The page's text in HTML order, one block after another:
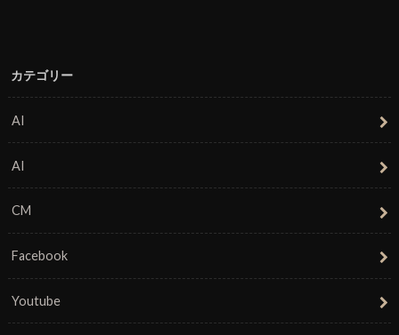
カテゴリー
AI
AI
CM
Facebook
Youtube